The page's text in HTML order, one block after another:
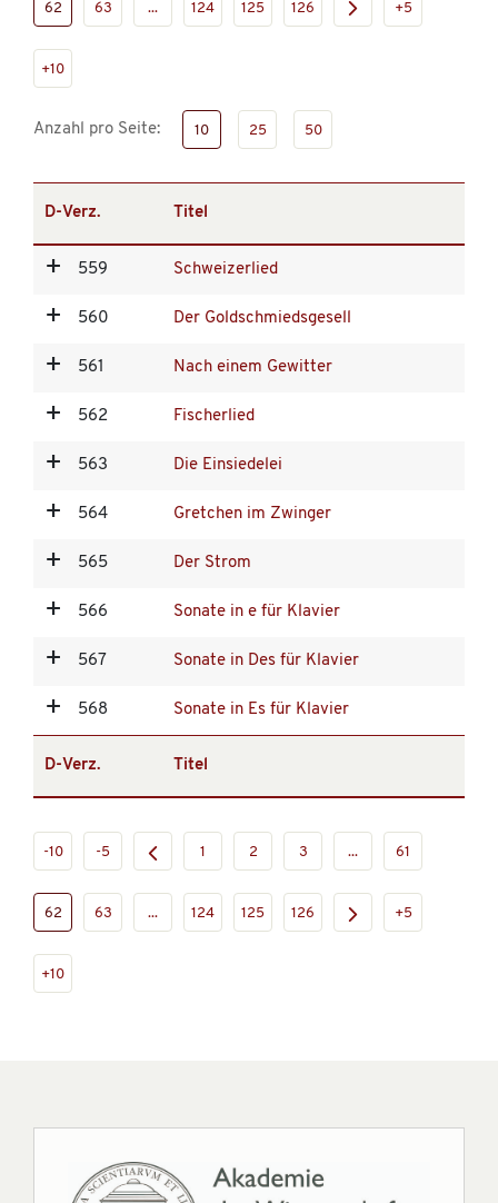
62 63 ... 124 125 126 +5
+10
Anzahl pro Seite: 10 25 50
D-Verz. Titel
559 Schweizerlied
560 Der Goldschmiedsgesell
561 Nach einem Gewitter
562 Fischerlied
563 Die Einsiedelei
564 Gretchen im Zwinger
565 Der Strom
566 Sonate in e für Klavier
567 Sonate in Des für Klavier
568 Sonate in Es für Klavier
D-Verz. Titel
-10 -5 1 2 3 ... 61
62 63 ... 124 125 126 +5
+10